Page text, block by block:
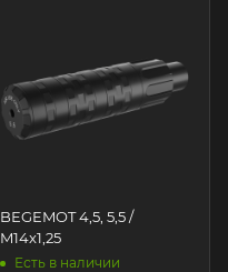
BEGEMOT 4,5, 5,5 /
M14x1,25
Есть в наличии